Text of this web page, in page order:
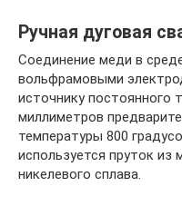
Ручная дуговая
Соединение меди в
вольфрамовыми
источнику
миллиметров
температуры 800
используется пруток
никелевого сплава.